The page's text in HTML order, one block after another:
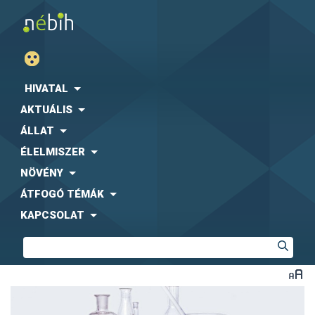
HIVATAL
AKTUÁLIS
ÁLLAT
ÉLELMISZER
NÖVÉNY
ÁTFOGÓ TÉMÁK
KAPCSOLAT